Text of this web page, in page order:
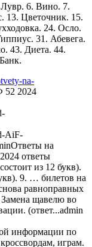
6. Вино. 7.
13. Цветочник. 15.
24. Осло.
31. Абевега.
43. Диета. 44.
na-
52 2024
AiF-
Ответы на
ответы
из 12 букв).
9. … билетов на
равноправных
Замена щавелю во
(ответ...admin